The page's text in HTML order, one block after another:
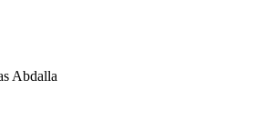
Abdalla